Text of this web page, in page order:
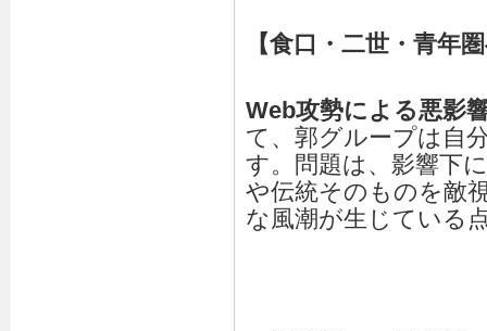
【食口・二世・青年
Web攻勢による悪影
て、郭グループは自
す。問題は、影響下
や伝統そのものを敵
な風潮が生じている